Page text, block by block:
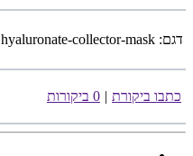
דגם: hyaluronate-collector-mask
כתבו ביקורת | 0 ביקורות